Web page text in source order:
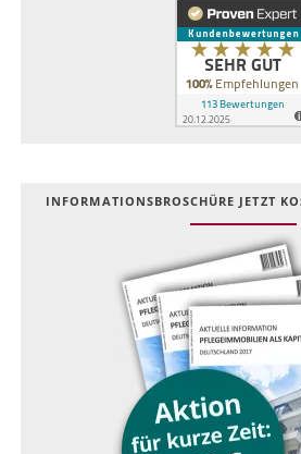
INFOR­MATIONS­BROSCHÜRE JETZT